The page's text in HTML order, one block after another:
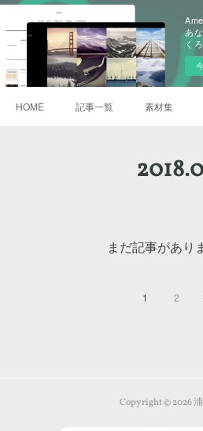
あ
く
HOME 記事一覧 素材集
2018.
まだ記事があり
1 2
Copyright ©2026